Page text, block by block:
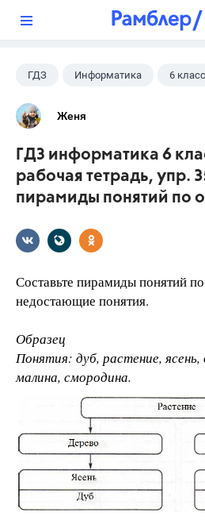
ГДЗ Информатика 6 класс
Женя
ГДЗ информатика 6
рабочая тетрадь, упр.
пирамиды понятий по
Составьте пирамиды понятий
недостающие понятия.
Образец
Понятия: дуб, растение, ясень,
малина, смородина.